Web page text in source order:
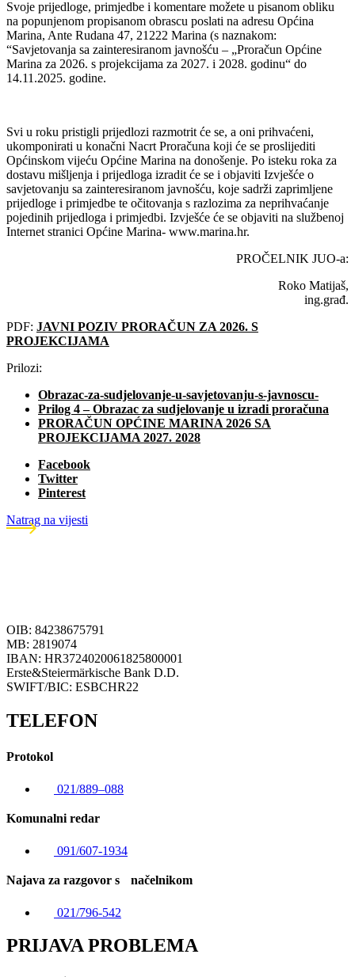
Svoje prijedloge, primjedbe i komentare možete u pisanom obliku
na popunjenom propisanom obrascu poslati na adresu Općina
Marina, Ante Rudana 47, 21222 Marina (s naznakom:
“Savjetovanja sa zainteresiranom javnošću – „Proračun Općine
Marina za 2026. s projekcijama za 2027. i 2028. godinu“ do
14.11.2025. godine.
Svi u roku pristigli prijedlozi razmotrit će se, a oni prihvaćeni,
ukomponirati u konačni Nacrt Proračuna koji će se proslijediti
Općinskom vijeću Općine Marina na donošenje. Po isteku roka za
dostavu mišljenja i prijedloga izradit će se i objaviti Izvješće o
savjetovanju sa zainteresiranom javnošću, koje sadrži zaprimljene
prijedloge i primjedbe te očitovanja s razlozima za neprihvaćanje
pojedinih prijedloga i primjedbi. Izvješće će se objaviti na službenoj
Internet stranici Općine Marina- www.marina.hr.
PROČELNIK JUO-a:
Roko Matijaš,
ing.građ.
PDF: JAVNI POZIV PRORAČUN ZA 2026. S
PROJEKCIJAMA
Prilozi:
Obrazac-za-sudjelovanje-u-savjetovanju-s-javnoscu-
Prilog 4 – Obrazac za sudjelovanje u izradi proračuna
PRORAČUN OPĆINE MARINA 2026 SA
PROJEKCIJAMA 2027. 2028
Facebook
Twitter
Pinterest
Natrag na vijesti
OIB: 84238675791
MB: 2819074
IBAN: HR3724020061825800001
Erste&Steiermärkische Bank D.D.
SWIFT/BIC: ESBCHR22
TELEFON
Protokol
021/889–088
Komunalni redar
091/607-1934
Najava za razgovor s načelnikom
021/796-542
PRIJAVA PROBLEMA